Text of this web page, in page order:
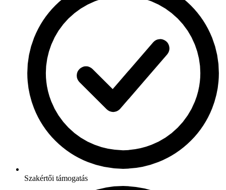
Szakértői támogatás